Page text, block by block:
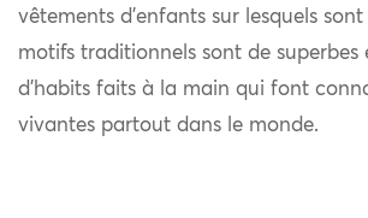
vêtements d’enfants sur lesquels
motifs traditionnels sont de superbes
d’habits faits à la main qui font
vivantes partout dans le monde.